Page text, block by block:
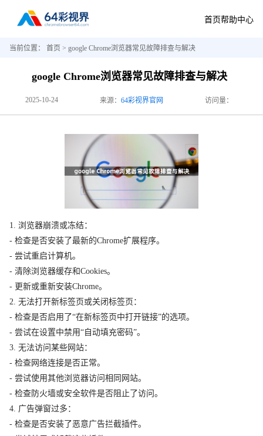
首页帮助中心
当前位置： 首页 > google Chrome浏览器常见故障排查与解决
google Chrome浏览器常见故障排查与解决
2025-10-24 来源： 64彩视界官网 访问量：
1. 浏览器崩溃或冻结：
- 检查是否安装了最新的Chrome扩展程序。
- 尝试重启计算机。
- 清除浏览器缓存和Cookies。
- 更新或重新安装Chrome。
2. 无法打开新标签页或关闭标签页：
- 检查是否启用了“在新标签页中打开链接”的选项。
- 尝试在设置中禁用“自动填充密码”。
3. 无法访问某些网站：
- 检查网络连接是否正常。
- 尝试使用其他浏览器访问相同网站。
- 检查防火墙或安全软件是否阻止了访问。
4. 广告弹窗过多：
- 检查是否安装了恶意广告拦截插件。